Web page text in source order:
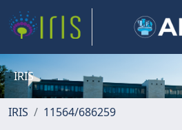
IRIS
IRIS 11564/686259